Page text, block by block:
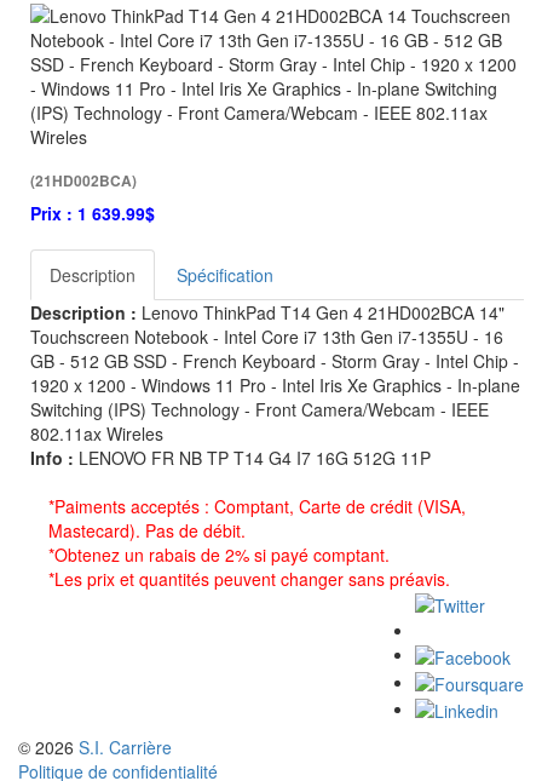
(21HD002BCA)
Prix : 1 639.99$
Description
Spécification
Description : Lenovo ThinkPad T14 Gen 4 21HD002BCA 14"
Touchscreen Notebook - Intel Core i7 13th Gen i7-1355U - 16
GB - 512 GB SSD - French Keyboard - Storm Gray - Intel Chip -
1920 x 1200 - Windows 11 Pro - Intel Iris Xe Graphics - In-plane
Switching (IPS) Technology - Front Camera/Webcam - IEEE
802.11ax Wireles
Info : LENOVO FR NB TP T14 G4 I7 16G 512G 11P
*Paiments acceptés : Comptant, Carte de crédit (VISA,
Mastecard). Pas de débit.
*Obtenez un rabais de 2% si payé comptant.
*Les prix et quantités peuvent changer sans préavis.
© 2026 S.I. Carrière
Politique de confidentialité